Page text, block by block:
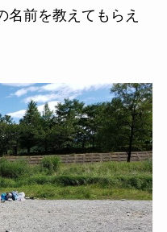
名前を教えてもらえ